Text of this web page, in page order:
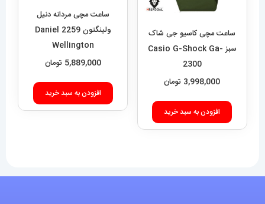
ساعت مچی کاسیو جی شاک
سبز Casio G-Shock Ga-
2300
3,998,000 تومان
افزودن به سبد خرید
5,889,000تومان
افزودن به سبد خرید